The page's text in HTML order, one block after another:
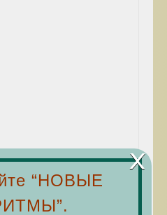
“НОВЫЕ
×